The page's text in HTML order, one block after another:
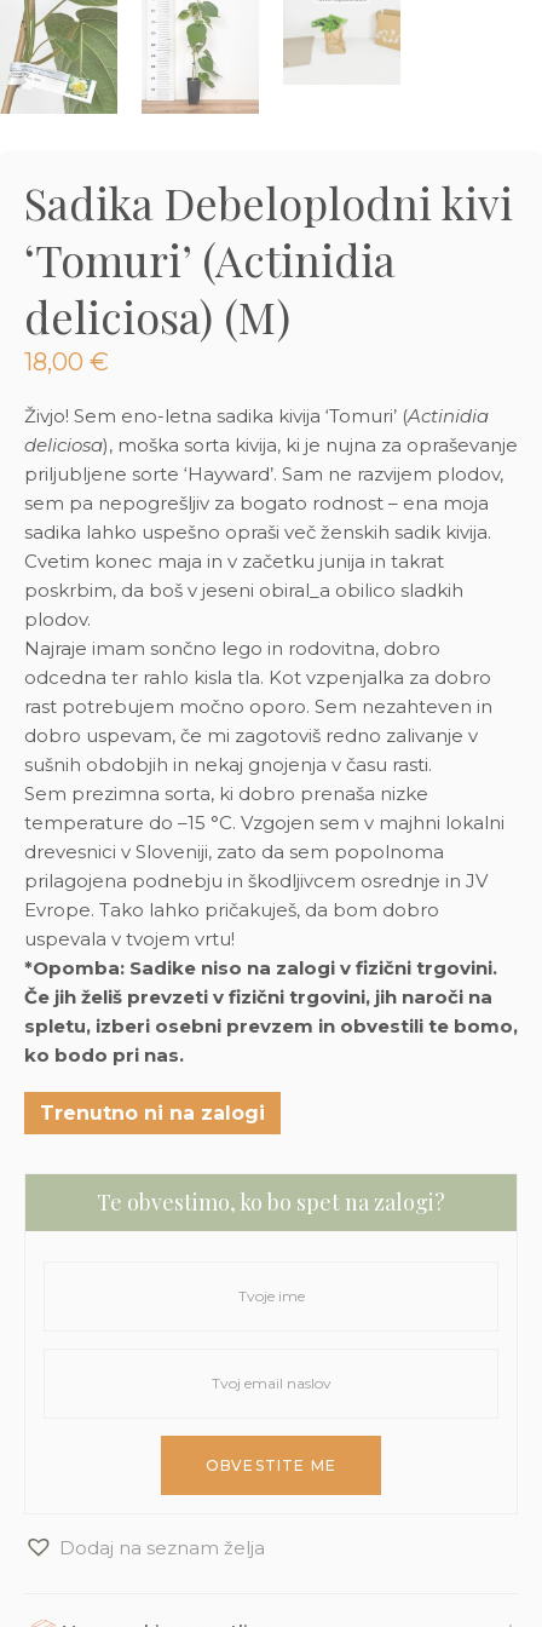
Sadika Debeloplodni kivi
‘Tomuri’ (Actinidia
deliciosa) (M)
18,00 €
Živjo! Sem eno-letna sadika kivija ‘Tomuri’ (Actinidia
deliciosa), moška sorta kivija, ki je nujna za opraševanje
priljubljene sorte ‘Hayward’. Sam ne razvijem plodov,
sem pa nepogrešljiv za bogato rodnost – ena moja
sadika lahko uspešno opraši več ženskih sadik kivija.
Cvetim konec maja in v začetku junija in takrat
poskrbim, da boš v jeseni obiral_a obilico sladkih
plodov.
Najraje imam sončno lego in rodovitna, dobro
odcedna ter rahlo kisla tla. Kot vzpenjalka za dobro
rast potrebujem močno oporo. Sem nezahteven in
dobro uspevam, če mi zagotoviš redno zalivanje v
sušnih obdobjih in nekaj gnojenja v času rasti.
Sem prezimna sorta, ki dobro prenaša nizke
temperature do –15 °C. Vzgojen sem v majhni lokalni
drevesnici v Sloveniji, zato da sem popolnoma
prilagojena podnebju in škodljivcem osrednje in JV
Evrope. Tako lahko pričakuješ, da bom dobro
uspevala v tvojem vrtu!
*Opomba: Sadike niso na zalogi v fizični trgovini.
Če jih želiš prevzeti v fizični trgovini, jih naroči na
spletu, izberi osebni prevzem in obvestili te bomo,
ko bodo pri nas.
Trenutno ni na zalogi
Te obvestimo, ko bo spet na zalogi?
Dodaj na seznam želja
€
Dodaj v košarico
Preberi prispevek